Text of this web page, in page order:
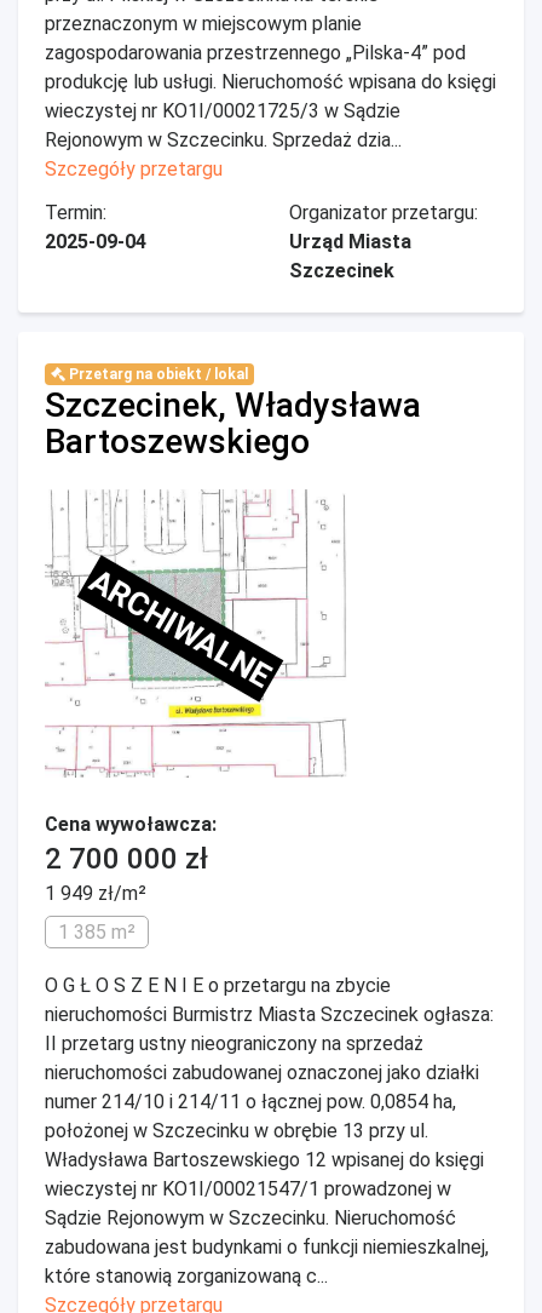
przeznaczonym w miejscowym planie
zagospodarowania przestrzennego „Pilska-4” pod
produkcję lub usługi. Nieruchomość wpisana do księgi
wieczystej nr KO1I/00021725/3 w Sądzie
Rejonowym w Szczecinku. Sprzedaż dzia...
Szczegóły przetargu
Termin:
2025-09-04
Organizator przetargu:
Urząd Miasta
Szczecinek
Przetarg na obiekt / lokal
Szczecinek, Władysława
Bartoszewskiego
ARCHIWALNE
Cena wywoławcza:
2 700 000 zł
1 949 zł/m²
1 385 m²
O G Ł O S Z E N I E o przetargu na zbycie
nieruchomości Burmistrz Miasta Szczecinek ogłasza:
II przetarg ustny nieograniczony na sprzedaż
nieruchomości zabudowanej oznaczonej jako działki
numer 214/10 i 214/11 o łącznej pow. 0,0854 ha,
położonej w Szczecinku w obrębie 13 przy ul.
Władysława Bartoszewskiego 12 wpisanej do księgi
wieczystej nr KO1I/00021547/1 prowadzonej w
Sądzie Rejonowym w Szczecinku. Nieruchomość
zabudowana jest budynkami o funkcji niemieszkalnej,
które stanowią zorganizowaną c...
Szczegóły przetargu